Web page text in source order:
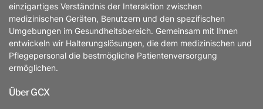
einzigartiges Verständnis der Interaktion zwischen
medizinischen Geräten, Benutzern und den spezifischen
Umgebungen im Gesundheitsbereich. Gemeinsam mit Ihnen
entwickeln wir Halterungslösungen, die dem medizinischen und
Pflegepersonal die bestmögliche Patientenversorgung
ermöglichen.
Über GCX